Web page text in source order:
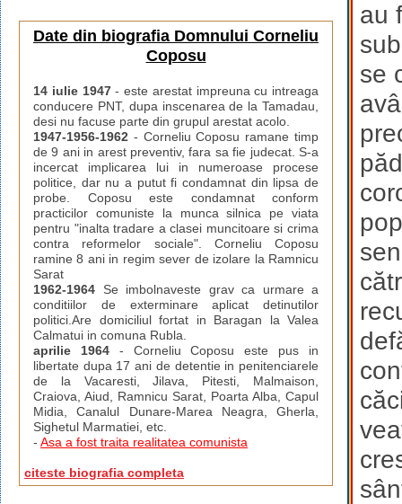
au
se
Date din biografia Domnului Corneliu
Coposu
14 iulie 1947- este arestat impreuna cu intreaga
conducere PNT, dupa inscenarea de la Tamadau,
desi nu facuse parte din grupul arestat acolo.
1947-1956-1962 - Corneliu Coposu ramane timp
de 9 ani in arest preventiv, fara sa fie judecat. S-a
incercat implicarea lui in numeroase procese
politice, dar nu a putut fi condamnat din lipsa de
probe. Coposu este condamnat conform
practicilor comuniste la munca silnica pe viata
pentru "inalta tradare a clasei muncitoare si crima
contra reformelor sociale". Corneliu Coposu
ramine 8 ani in regim sever de izolare la Ramnicu
Sarat
1962-1964 Se imbolnaveste grav ca urmare a
conditiilor de exterminare aplicat detinutilor
politici.Are domiciliul fortat in Baragan la Valea
Calmatui in comuna Rubla.
aprilie 1964- Corneliu Coposu este pus in
libertate dupa 17 ani de detentie in penitenciarele
de la Vacaresti, Jilava, Pitesti, Malmaison,
Craiova, Aiud, Ramnicu Sarat, Poarta Alba, Capul
Midia, Canalul Dunare-Marea Neagra, Gherla,
Sighetul Marmatiei, etc.
- Asa a fost traita realitatea comunista
citeste biografia completa